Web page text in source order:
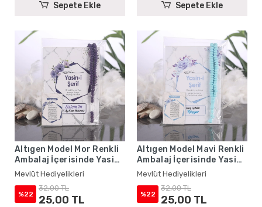
Sepete Ekle Sepete Ekle
Altıgen Model Mor Renkli
Ambalaj İçerisinde Yasin
Kitabı, Magnet ve Tesbih -
Mevlüt Hediyelikleri
Mevlüt Hediyelikleri
%22
32,00 TL
25,00 TL
Altıgen Model Mavi Renkli
Ambalaj İçerisinde Yasin
Kitabı, Magnet ve Tesbih -
Mevlüt Hediyelikleri
Mevlüt Hediyelikleri
%22
32,00 TL
25,00 TL